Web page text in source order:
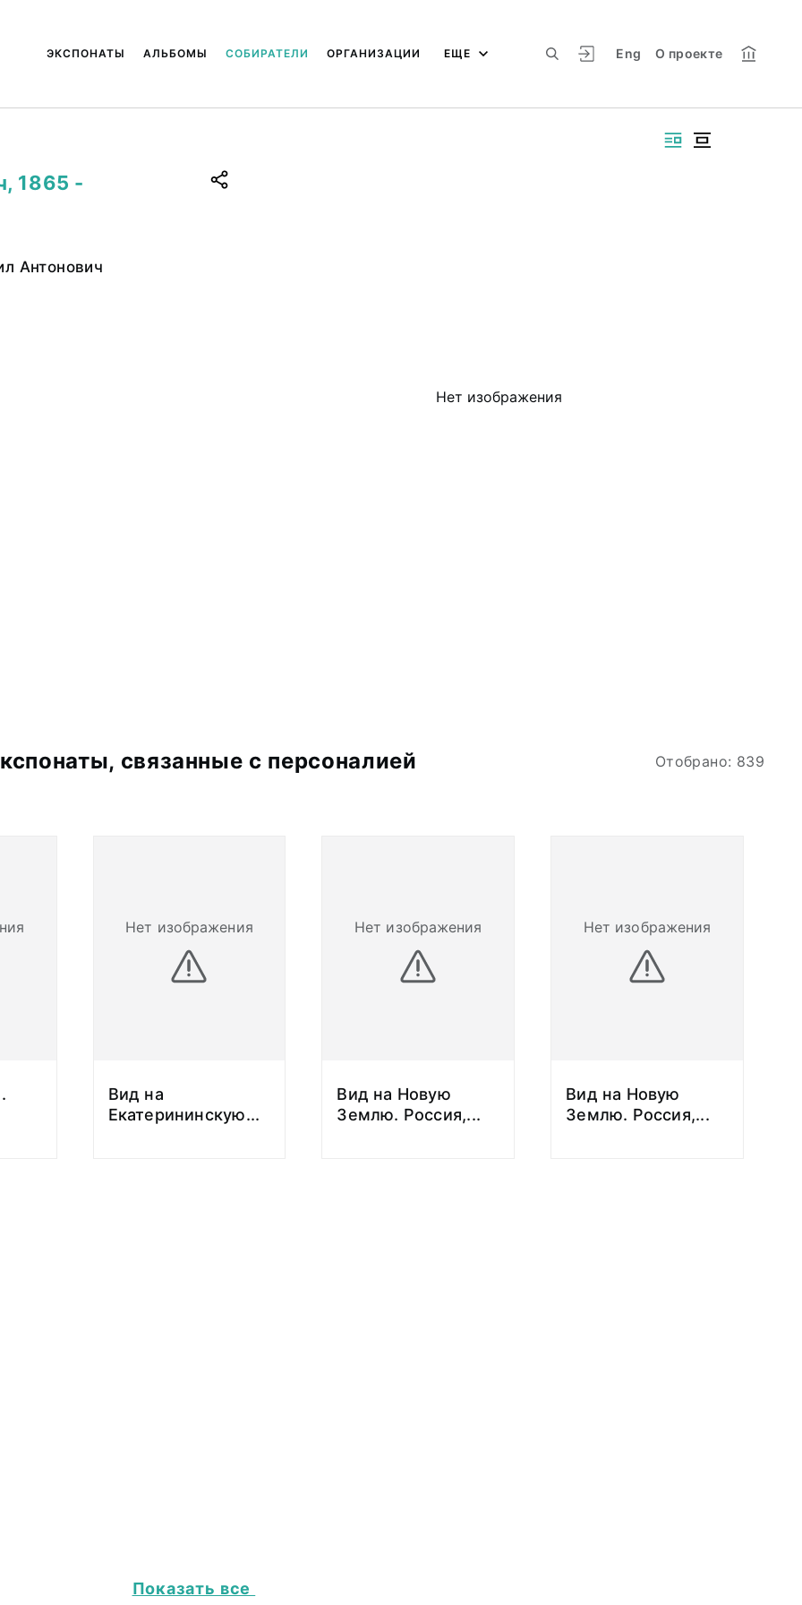
Eng О проекте
ЭКСПОНАТЫ АЛЬБОМЫ СОБИРАТЕЛИ ОРГАНИЗАЦИИ ЕЩЕ
Нет изображения
1865 -
Антонович
связанные с персоналией Отобрано: 839
Нет изображения
Вид на
Екатерининскую...
Нет изображения
Вид на Новую
Землю. Россия,...
Нет изображения
Вид на Новую
Землю. Россия,...
Показать все